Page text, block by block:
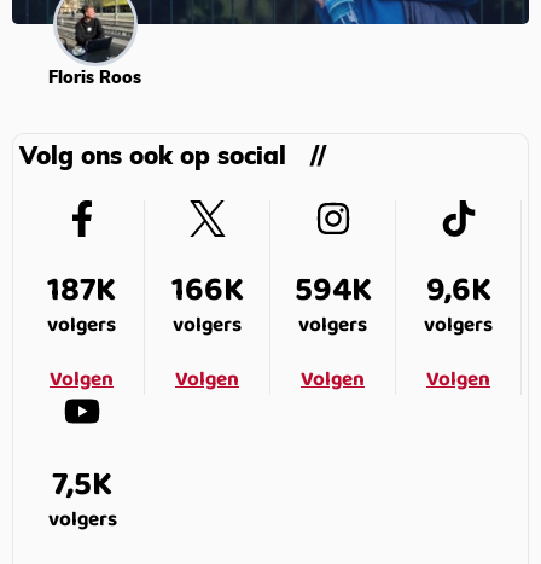
Floris Roos
Volg ons ook op social
187K
volgers
Volgen
166K
volgers
Volgen
594K
volgers
Volgen
9,6K
volgers
Volgen
7,5K
volgers